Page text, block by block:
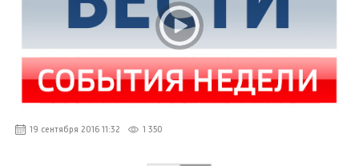
19 сентября 2016 11:32 1 350